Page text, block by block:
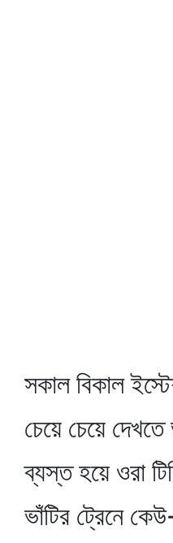
সকাল বিকাল
চেয়ে চেয়ে দেখতে
ব্যস্ত হয়ে ওরা
ভাঁটির ট্রেনে